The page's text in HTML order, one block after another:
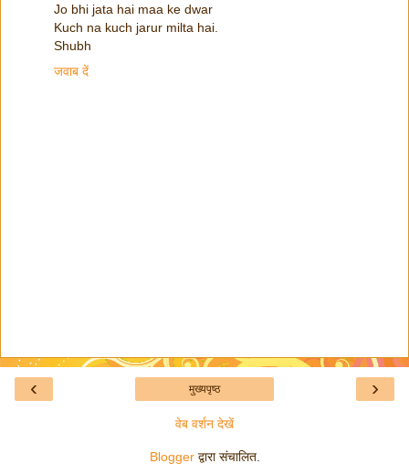
Jo bhi jata hai maa ke dwar
Kuch na kuch jarur milta hai.
Shubh
जवाब दें
‹ ›
मुख्यपृष्ठ
वेब वर्शन देखें
Bloggerद्वारा संचालित.